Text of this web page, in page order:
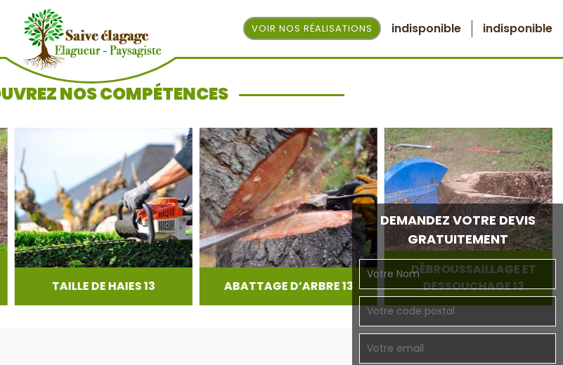
VOIR NOS RÉALISATIONS indisponible indisponible
NOS COMPÉTENCES
TAILLE DE HAIES 13 ABATTAGE D’ARBRE 13
DÉBROUSSAILLAGE ET
DESSOUCHAGE 13
DEMANDEZ VOTRE DEVIS
GRATUITEMENT